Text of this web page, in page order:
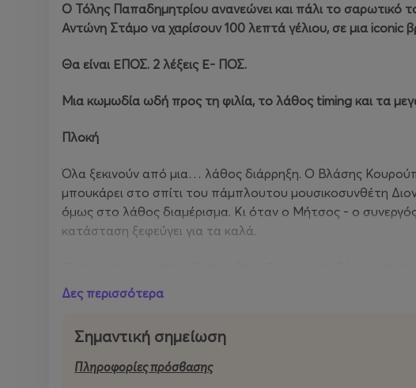
Ο Τόλης Παπαδημητρίου ανανεώνει και πάλι το σαρωτικό
Αντώνη Στάμο να χαρίσουν 100 λεπτά γέλιου, σε μια iconic
Θα είναι ΕΠΟΣ. 2 λέξεις Ε- ΠΟΣ.
Μια κωμωδία ωδή προς τη φιλία, το λάθος timing και τα
Πλοκή
Όλα ξεκινούν από μια… λάθος διάρρηξη. Ο Βλάσης
μπουκάρει στο σπίτι του πάμπλουτου μουσικοσυνθέτη
όμως στο λάθος διαμέρισμα. Κι όταν ο Μήτσος - ο
κατάσταση ξεφεύγει για τα καλά.
αυτούς τους δύο ανθρώπους κοντά; Το μόνο σίγουρο είναι
είδωλό του, ο δημιουργός του λαϊκού σουξέ «Μαύρη
Συναντήθηκαν όμως και μαζί μ' ένα όπλο, πολλά
κλαρινέτο και όλη την Ελλάδα να ξαγρυπνά μπροστά στην
Δες περισσότερα
Σημαντική σημείωση
Πληροφορίες πρόσβασης